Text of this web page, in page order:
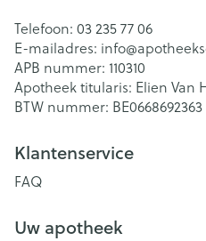
Telefoon: 03 235 77 06
E-mailadres: info@
APB nummer: 110310
Apotheek titularis: Elien Van
BTW nummer: BE0668692363
Klantenservice
FAQ
Uw apotheek